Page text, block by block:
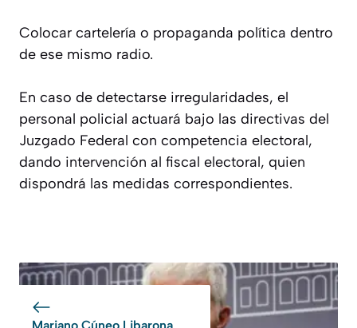
Colocar cartelería o propaganda política dentro
de ese mismo radio.
En caso de detectarse irregularidades, el
personal policial actuará bajo las directivas del
Juzgado Federal con competencia electoral,
dando intervención al fiscal electoral, quien
dispondrá las medidas correspondientes.